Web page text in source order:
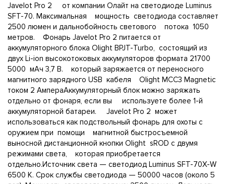
Javelot Pro 2 от компании Олайт на светодиоде Luminus
SFT-70. Максимальная мощность светодиода составляет
2500 люмен и дальнобойность светового потока 1050
метров. Фонарь Javelot Pro 2 питается от
аккумуляторного блока Olight BPJT-Turbo, состоящий из
двух Li-ion высокотоковых аккумуляторов формата 21700
5000 мАч 3,7 В. который заряжается от переносного
магнитного зарядного USB кабеля Olight MCC3 Magnetic
током 2 АмпераАккумуляторный блок можно заряжать
отдельно от фонаря, если вы используете более 1-й
аккумуляторной батареи. Javelot Pro 2 может
использоваться как подствольный фонарь для охоты с
оружием при помощи магнитной быстросъемной
выносной дистанционной кнопки Olight sROD с двумя
режимами света, которая приобретается
отдельно.Источник света — светодиод Luminus SFT-70X-W
6500 К. Срок службы светодиода — 50000 часов (около 5